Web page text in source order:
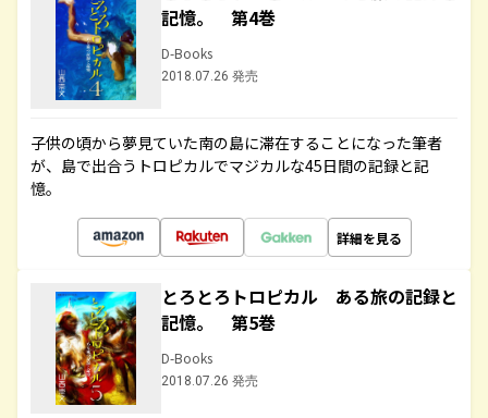
記憶。 第4巻
D-Books
2018.07.26 発売
子供の頃から夢見ていた南の島に滞在することになった筆者
が、島で出合うトロピカルでマジカルな45日間の記録と記
憶。
詳細を見る
とろとろトロピカル ある旅の記録と
記憶。 第5巻
D-Books
2018.07.26 発売